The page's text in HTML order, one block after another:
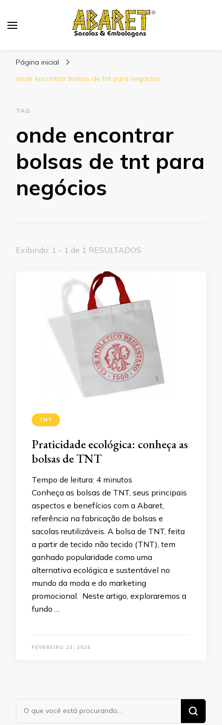
Página inicial
onde encontrar bolsas de tnt para negócios
TAG
onde encontrar
bolsas de tnt para
negócios
Exibindo: 1 - 1 de 1 RESULTADOS
TNT
Praticidade ecológica: conheça as
bolsas de TNT
Tempo de leitura: 4 minutos
Conheça as bolsas de TNT, seus principais
aspectos e benefícios com a Abaret,
referência na fabricação de bolsas e
sacolas reutilizáveis. A bolsa de TNT, feita
a partir de tecido não tecido (TNT), tem
ganhado popularidade como uma
alternativa ecológica e sustentável no
mundo da moda e do marketing
promocional. Neste artigo, exploraremos a
fundo …
FEVEREIRO 23, 2026
Procurando
algo?